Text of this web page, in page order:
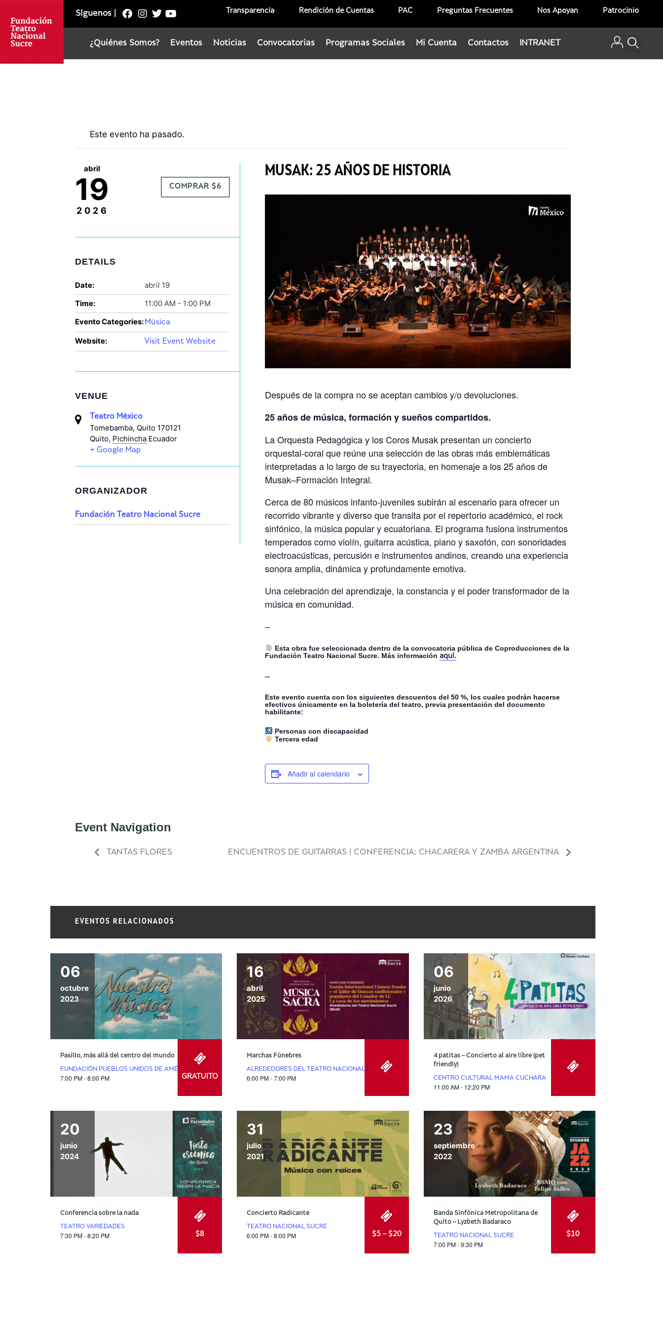
Síguenos Transparencia Rendición de Cuentas PAC Preguntas Frecuentes Nos Apoyan Patrocinio
¿Quiénes Somos? Eventos Noticias Convocatorias Programas Sociales Mi Cuenta Contactos INTRANET
Este evento ha pasado.
MUSAK: 25 AÑOS DE HISTORIA
Después de la compra no se aceptan cambios y/o devoluciones.
25 años de música, formación y sueños compartidos.
La Orquesta Pedagógica y los Coros Musak presentan un concierto
orquestal-coral que reúne una selección de las obras más emblemáticas
interpretadas a lo largo de su trayectoria, en homenaje a los 25 años de
Musak–Formación Integral.
Cerca de 80 músicos infanto-juveniles subirán al escenario para ofrecer un
recorrido vibrante y diverso que transita por el repertorio académico, el rock
sinfónico, la música popular y ecuatoriana. El programa fusiona instrumentos
temperados como violín, guitarra acústica, piano y saxofón, con sonoridades
electroacústicas, percusión e instrumentos andinos, creando una experiencia
sonora amplia, dinámica y profundamente emotiva.
Una celebración del aprendizaje, la constancia y el poder transformador de la
música en comunidad.
–
Esta obra fue seleccionada dentro de la convocatoria pública de Coproducciones de la
Fundación Teatro Nacional Sucre. Más información aquí.
–
Este evento cuenta con los siguientes descuentos del 50 %, los cuales podrán hacerse
efectivos únicamente en la boletería del teatro, previa presentación del documento
habilitante:
Personas con discapacidad
Tercera edad
Añadir al calendario
abril
19
2026
COMPRAR $6
DETAILS
Date:
abril 19
Time:
11:00 AM - 1:00 PM
Evento Categories: Música
Website: Visit Event Website
VENUE
Teatro México
Tomebamba, Quito 170121
Quito, Pichincha Ecuador
+ Google Map
ORGANIZADOR
Fundación Teatro Nacional Sucre
Event Navigation
TANTAS FLORES ENCUENTROS DE GUITARRAS | CONFERENCIA: CHACARERA Y ZAMBA ARGENTINA
EVENTOS RELACIONADOS
06
octubre
2023
Pasillo, más allá del centro del mundo
FUNDACIÓN PUEBLOS UNIDOS DE AMÉRICA
7:00 PM - 8:00 PM GRATUITO
16
abril
2025
Marchas Fúnebres
ALREDEDORES DEL TEATRO NACIONAL SUCRE
6:00 PM - 7:00 PM
06
junio
2026
4 patitas – Concierto al aire libre (pet
friendly)
CENTRO CULTURAL MAMA CUCHARA
11:00 AM - 12:20 PM
20
junio
2024
Conferencia sobre la nada
TEATRO VARIEDADES
7:30 PM - 8:20 PM $8
31
julio
2021
Concierto Radicante
TEATRO NACIONAL SUCRE
6:00 PM - 8:00 PM $5 – $20
23
septiembre
2022
Banda Sinfónica Metropolitana de
Quito – Lyzbeth Badaraco
TEATRO NACIONAL SUCRE
7:00 PM - 9:30 PM
$10